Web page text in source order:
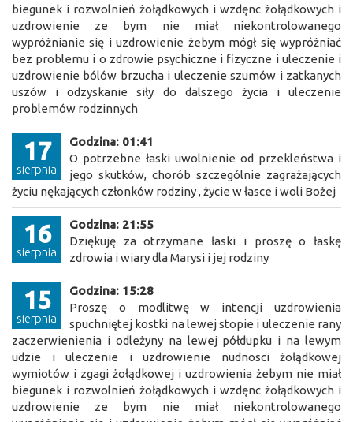
biegunek i rozwolnień żołądkowych i wzdęnc żołądkowych i
uzdrowienie ze bym nie miał niekontrolowanego
wypróżnianie się i uzdrowienie żebym mógł się wypróżniać
bez problemu i o zdrowie psychiczne i fizyczne i uleczenie i
uzdrowienie bólów brzucha i uleczenie szumów i zatkanych
uszów i odzyskanie siły do dalszego życia i uleczenie
problemów rodzinnych
17
sierpnia
Godzina: 01:41
O potrzebne łaski uwolnienie od przekleństwa i
jego skutków, chorób szczególnie zagrażających
życiu nękających członków rodziny , życie w łasce i woli Bożej
16
sierpnia
Godzina: 21:55
Dziękuję za otrzymane łaski i proszę o łaskę
zdrowia i wiary dla Marysi i jej rodziny
15
sierpnia
Godzina: 15:28
Proszę o modlitwę w intencji uzdrowienia
spuchniętej kostki na lewej stopie i uleczenie rany
zaczerwienienia i odleżyny na lewej półdupku i na lewym
udzie i uleczenie i uzdrowienie nudnosci żołądkowej
wymiotów i zgagi żołądkowej i uzdrowienia żebym nie miał
biegunek i rozwolnień żołądkowych i wzdęnc żołądkowych i
uzdrowienie ze bym nie miał niekontrolowanego